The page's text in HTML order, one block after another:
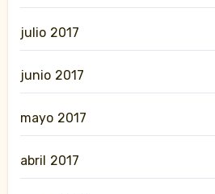
julio 2017
junio 2017
mayo 2017
abril 2017